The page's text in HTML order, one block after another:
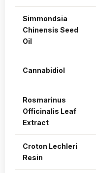
Simmondsia
Chinensis Seed
Oil
Cannabidiol
Rosmarinus
Officinalis Leaf
Extract
Croton Lechleri
Resin